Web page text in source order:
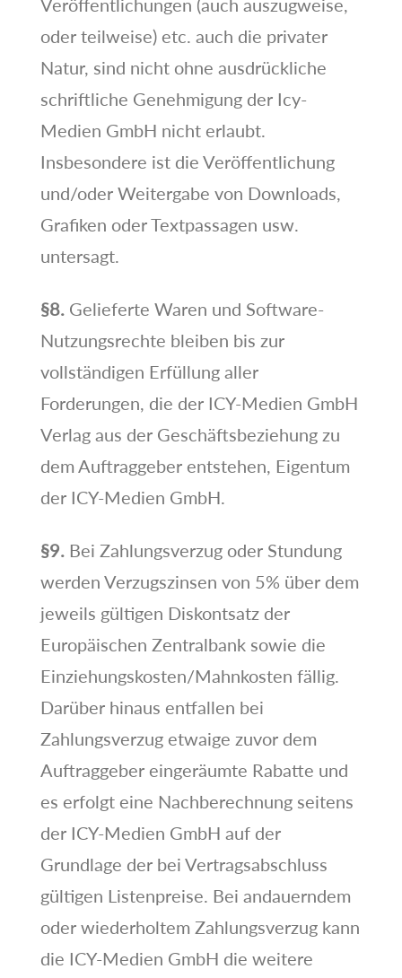
Veröffentlichungen (auch auszugweise,
oder teilweise) etc. auch die privater
Natur, sind nicht ohne ausdrückliche
schriftliche Genehmigung der Icy-
Medien GmbH nicht erlaubt.
Insbesondere ist die Veröffentlichung
und/oder Weitergabe von Downloads,
Grafiken oder Textpassagen usw.
untersagt.
§8.Gelieferte Waren und Software-
Nutzungsrechte bleiben bis zur
vollständigen Erfüllung aller
Forderungen, die der ICY-Medien GmbH
Verlag aus der Geschäftsbeziehung zu
dem Auftraggeber entstehen, Eigentum
der ICY-Medien GmbH.
§9.Bei Zahlungsverzug oder Stundung
werden Verzugszinsen von 5% über dem
jeweils gültigen Diskontsatz der
Europäischen Zentralbank sowie die
Einziehungskosten/Mahnkosten fällig.
Darüber hinaus entfallen bei
Zahlungsverzug etwaige zuvor dem
Auftraggeber eingeräumte Rabatte und
es erfolgt eine Nachberechnung seitens
der ICY-Medien GmbH auf der
Grundlage der bei Vertragsabschluss
gültigen Listenpreise. Bei andauerndem
oder wiederholtem Zahlungsverzug kann
die ICY-Medien GmbH die weitere